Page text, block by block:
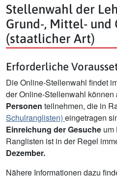
Stellenwahl der
Grund-, Mittel- und
(staatlicher Art)
Erforderliche
Die Online-Stellenwahl findet
der Online-Stellenwahl können
Personen teilnehmen, die in
Schulranglisten) eingetragen
Einreichung der Gesuche um
Ranglisten ist in der Regel
Dezember.
Nähere Informationen dazu